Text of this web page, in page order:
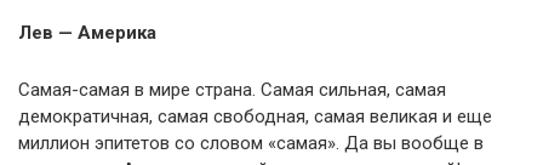
Лев — Америка
Самая-самая в мире страна. Самая сильная, самая
демократичная, самая свободная, самая великая и еще
миллион эпитетов со словом «самая». Да вы вообще в